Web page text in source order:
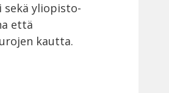
sekä yliopisto-
että
kautta.